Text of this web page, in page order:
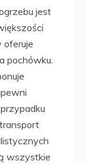
jest
oferuje
pochówku.
wszystkie